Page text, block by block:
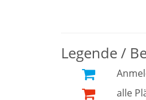
Legende /
alle